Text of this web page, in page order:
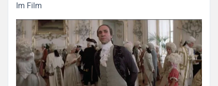
Im Film